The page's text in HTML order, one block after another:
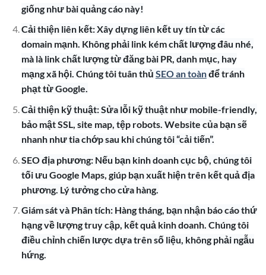
giống như bài quảng cáo này!
Cải thiện liên kết: Xây dựng liên kết uy tín từ các
domain mạnh. Không phải link kém chất lượng đâu nhé,
mà là link chất lượng từ đăng bài PR, danh mục, hay
mạng xã hội. Chúng tôi tuân thủ SEO an toànđể tránh
phạt từ Google.
Cải thiện kỹ thuật: Sửa lỗi kỹ thuật như mobile-friendly,
bảo mật SSL, site map, tệp robots. Website của bạn sẽ
nhanh như tia chớp sau khi chúng tôi “cải tiến”.
SEO địa phương: Nếu bạn kinh doanh cục bộ, chúng tôi
tối ưu Google Maps, giúp bạn xuất hiện trên kết quả địa
phương. Lý tưởng cho cửa hàng.
Giám sát và Phân tích: Hàng tháng, bạn nhận báo cáo thứ
hạng về lượng truy cập, kết quả kinh doanh. Chúng tôi
điều chỉnh chiến lược dựa trên số liệu, không phải ngẫu
hứng.